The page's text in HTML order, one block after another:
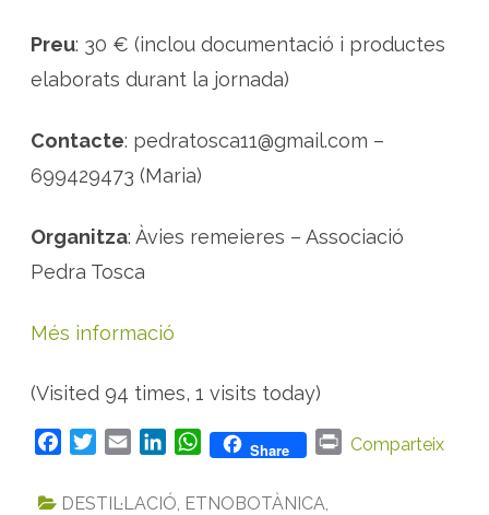
Preu: 30 € (inclou documentació i productes
elaborats durant la jornada)
Contacte: pedratosca11@gmail.com –
699429473 (Maria)
Organitza: Àvies remeieres – Associació
Pedra Tosca
Més informació
(Visited 94 times, 1 visits today)
c
i
a
n
W
a
Share
PComparteix
DESTIL·LACIÓ, ETNOBOTÀNICA,